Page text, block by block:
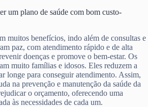
um plano de saúde com bom custo-
muitos benefícios, indo além de consultas e
paz, com atendimento rápido e de alta
doenças e promove o bem-estar. Os
muito famílias e idosos. Eles reduzem a
longe para conseguir atendimento. Assim,
na prevenção e manutenção da saúde da
o orçamento, oferecendo uma
às necessidades de cada um.